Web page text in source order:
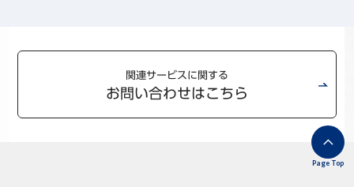
関連サービスに関する
お問い合わせはこちら
Page Top